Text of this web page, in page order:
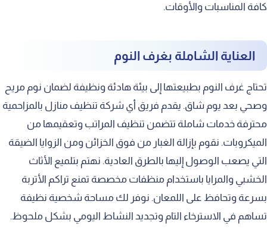
كيفية التعامل مع البقع الصعبة فورا
العناية بالأثاث الخشبي والمحافظة عليه
تنظيف الأجهزة الكهربائية المنزلية بحذر
العناية بالثلاجة وتنظيف الفرن بعمق
تقنيات إزالة الغبار بكفاءة عالية
أهمية التهوية لتجديد هواء المسكن
تأثير النظافة على الصحة النفسية
الوقاية من الأمراض عبر التعقيم الفعال
لماذا تختار شركة الإخوة لخدماتك؟
أسعار خدماتنا التنافسية والمناسبة للجميع
كافة المناسبات والأوقات.
العناية الشاملة بغرف النوم
تحتاج غرف النوم بطبيعتها إلى بيئة هادئة ونظيفة لضمان نوم مريح
وصحي بعد يوم شاق. يقدم فريق أي شركة تنظيف منازل بالمزاحمية
محترفة خدمات شاملة تتضمن تنظيف المراتب وتعقيمها من
الميكروبات. نقوم بإزالة الغبار من فوق الخزائن ومن الزوايا الضيقة
التي يصعب الوصول إليها بالطرق العادية. نهتم بتلميع الأثاث
الخشبي والمرايا باستخدام منظفات مخصصة تمنع تراكم الأتربة
بسرعة وتحافظ على اللمعان. نوفر لك مساحة شخصية نظيفة
تساهم في الاسترخاء التام وتجديد النشاط اليومي بشكل ملحوظ.